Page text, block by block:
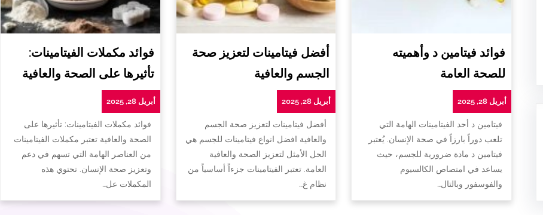
فوائد فيتامين د وأهميته
للصحة العامة
أبريل 28, 2025
فيتامين د أحد الفيتامينات الهامة التي
تلعب دوراً بارزاً في صحة الإنسان. يُعتبر
فيتامين د مادة ضرورية للجسم، حيث
يساعد في امتصاص الكالسيوم
والفوسفور وبالتال…
أفضل فيتامينات لتعزيز صحة
الجسم والعافية
أبريل 28, 2025
أفضل فيتامينات لتعزيز صحة الجسم
والعافية افضل انواع فيتامينات للجسم هي
الحل الأمثل لتعزيز الصحة والعافية
العامة. تعتبر الفيتامينات جزءاً أساسياً من
نظام غ…
فوائد مكملات الفيتامينات:
تأثيرها على الصحة والعافية
أبريل 28, 2025
فوائد مكملات الفيتامينات: تأثيرها على
الصحة والعافية تعتبر مكملات الفيتامينات
من العناصر الهامة التي تسهم في دعم
وتعزيز صحة الإنسان. تحتوي هذه
المكملات عل…